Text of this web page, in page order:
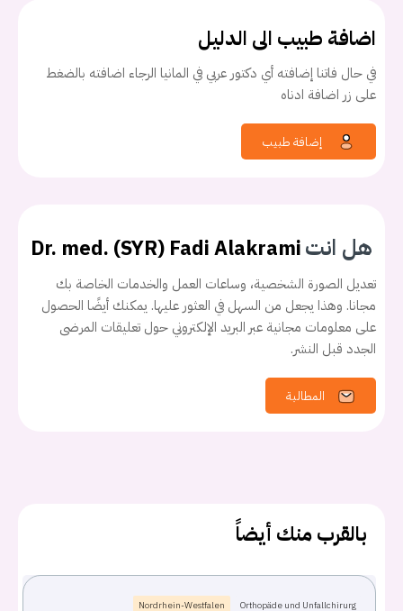
اضافة طبيب الى الدليل
في حال فاتنا إضافته أي دكتور عربي في المانيا الرجاء اضافته بالضغط
على زر اضافة ادناه
هل انتDr. med. (SYR) Fadi Alakrami
تعديل الصورة الشخصية، وساعات العمل والخدمات الخاصة بك
مجانا. وهذا يجعل من السهل في العثور عليها. يمكنك أيضًا الحصول
على معلومات مجانية عبر البريد الإلكتروني حول تعليقات المرضى
الجدد قبل النشر.
المطالبة
بالقرب منك أيضاً
Orthopäde und Unfallchirurg
Nordrhein-Westfalen